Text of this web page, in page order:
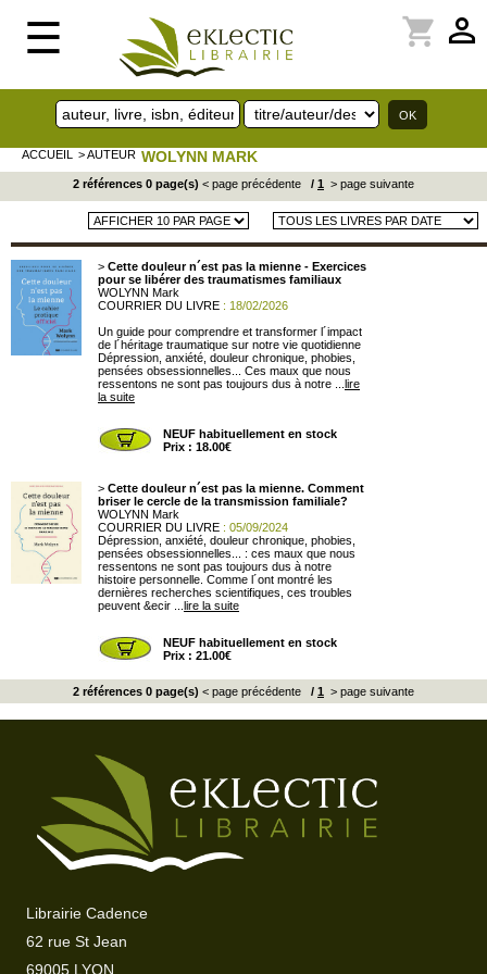
☰ perm_identity
shopping_cart
ACCUEIL > AUTEUR WOLYNN MARK
2 références 0 page(s) < page précédente / 1 > page suivante
> Cette douleur n´est pas la mienne - Exercices
pour se libérer des traumatismes familiaux
WOLYNN Mark
COURRIER DU LIVRE : 18/02/2026
Un guide pour comprendre et transformer l´impact
de l´héritage traumatique sur notre vie quotidienne
Dépression, anxiété, douleur chronique, phobies,
pensées obsessionnelles... Ces maux que nous
ressentons ne sont pas toujours dus à notre ... lire
la suite
NEUF habituellement en stock
Prix : 18.00€
> Cette douleur n´est pas la mienne. Comment
briser le cercle de la transmission familiale?
WOLYNN Mark
COURRIER DU LIVRE : 05/09/2024
Dépression, anxiété, douleur chronique, phobies,
pensées obsessionnelles... : ces maux que nous
ressentons ne sont pas toujours dus à notre
histoire personnelle. Comme l´ont montré les
dernières recherches scientifiques, ces troubles
peuvent &ecir ... lire la suite
NEUF habituellement en stock
Prix : 21.00€
2 références 0 page(s) < page précédente / 1 > page suivante
Librairie Cadence
62 rue St Jean
69005 LYON